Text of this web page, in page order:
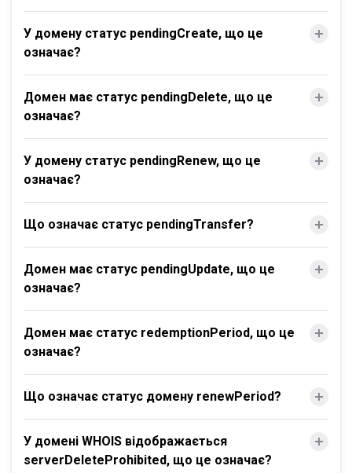
У домену статус pendingCreate, що це
означає?
Домен має статус pendingDelete, що це
означає?
У домену статус pendingRenew, що це
означає?
Що означає статус pendingTransfer?
Домен має статус pendingUpdate, що це
означає?
Домен має статус redemptionPeriod, що це
означає?
Що означає статус домену renewPeriod?
У домені WHOIS відображається
serverDeleteProhibited, що це означає?